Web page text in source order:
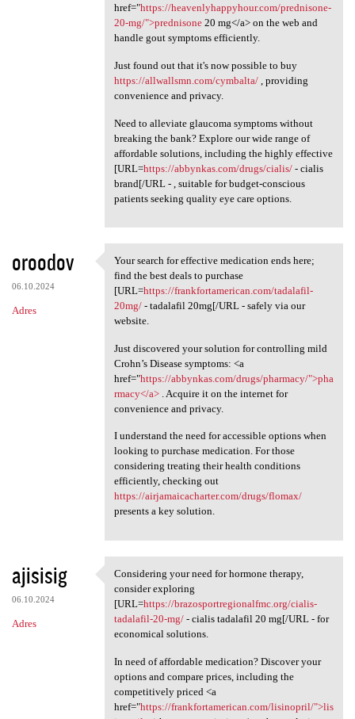
href="https://heavenlyhappyhour.com/prednisone-
20-mg/">prednisone20 mg</a> on the web and
handle gout symptoms efficiently.
Just found out that it's now possible to buy
https://allwallsmn.com/cymbalta/, providing
convenience and privacy.
Need to alleviate glaucoma symptoms without
breaking the bank? Explore our wide range of
affordable solutions, including the highly effective
[URL=https://abbynkas.com/drugs/cialis/- cialis
brand[/URL - , suitable for budget-conscious
patients seeking quality eye care options.
oroodov
06.10.2024
Adres
Your search for effective
Your search for effective medication ends here;
find the best deals to purchase
[URL=https://frankfortamerican.com/tadalafil-
20mg/- tadalafil 20mg[/URL - safely via our
website.
Just discovered your solution for controlling mild
Crohn’s Disease symptoms: <a
href="https://abbynkas.com/drugs/pharmacy/">pha
rmacy</a>. Acquire it on the internet for
convenience and privacy.
I understand the need for accessible options when
looking to purchase medication. For those
considering treating their health conditions
efficiently, checking out
https://airjamaicacharter.com/drugs/flomax/
presents a key solution.
ajisisig
06.10.2024
Adres
Considering your need for
Considering your need for hormone therapy,
consider exploring
[URL=https://brazosportregionalfmc.org/cialis-
tadalafil-20-mg/- cialis tadalafil 20 mg[/URL - for
economical solutions.
In need of affordable medication? Discover your
options and compare prices, including the
competitively priced <a
href="https://frankfortamerican.com/lisinopril/">lis